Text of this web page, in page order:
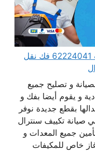
فني تكييف مركزي هندي الكويت 62224041 فك نقل
و تصليح جميع
و يقوم أيضا بفك و
بقطع جديدة نوفر
صيانة تكييف سنترال
جميع المعدات و
غاز خاص للمكيفات